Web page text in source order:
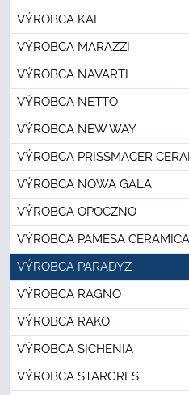
VÝROBCA KAI
VÝROBCA MARAZZI
VÝROBCA NAVARTI
VÝROBCA NETTO
VÝROBCA NEW WAY
VÝROBCA PRISSMACER
VÝROBCA NOWA GALA
VÝROBCA OPOCZNO
VÝROBCA PAMESA CERAMICA
VÝROBCA PARADYZ
VÝROBCA RAGNO
VÝROBCA RAKO
VÝROBCA SICHENIA
VÝROBCA STARGRES